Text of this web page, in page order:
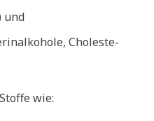
und
Cho­le­ste­
wie: